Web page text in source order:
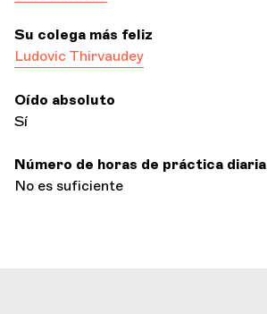
Su colega más feliz
Ludovic Thirvaudey
Oído absoluto
Sí
Número de horas de práctica diaria
No es suficiente